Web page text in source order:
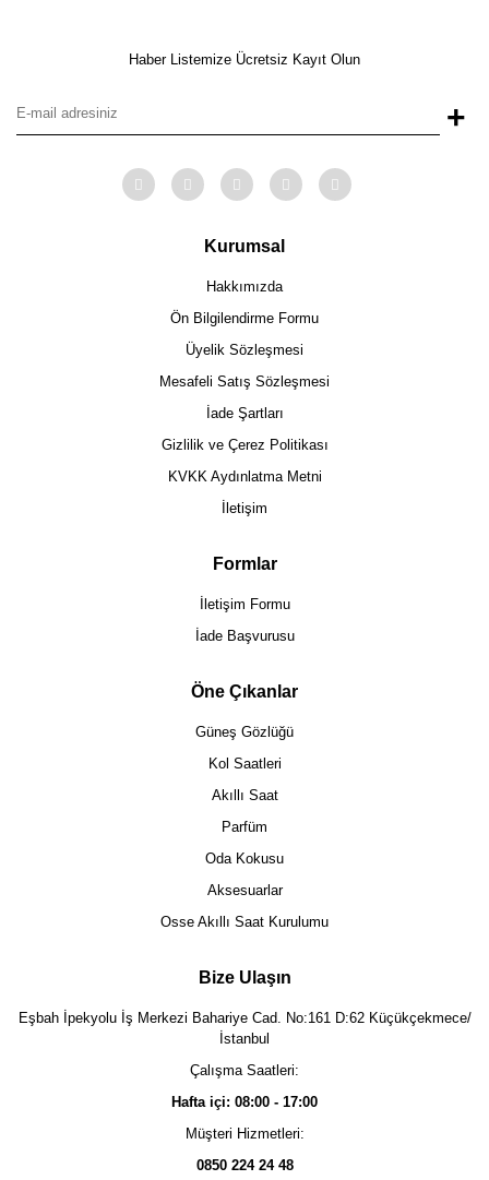
Haber Listemize Ücretsiz Kayıt Olun
+
Kurumsal
Hakkımızda
Ön Bilgilendirme Formu
Üyelik Sözleşmesi
Mesafeli Satış Sözleşmesi
İade Şartları
Gizlilik ve Çerez Politikası
KVKK Aydınlatma Metni
İletişim
Formlar
İletişim Formu
İade Başvurusu
Öne Çıkanlar
Güneş Gözlüğü
Kol Saatleri
Akıllı Saat
Parfüm
Oda Kokusu
Aksesuarlar
Osse Akıllı Saat Kurulumu
Bize Ulaşın
Eşbah İpekyolu İş Merkezi Bahariye Cad. No:161 D:62 Küçükçekmece/
İstanbul
Çalışma Saatleri:
Hafta içi: 08:00 - 17:00
Müşteri Hizmetleri:
0850 224 24 48